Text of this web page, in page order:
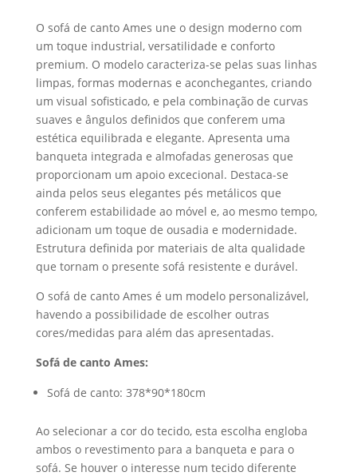
O sofá de canto Ames une o design moderno com
um toque industrial, versatilidade e conforto
premium. O modelo caracteriza-se pelas suas linhas
limpas, formas modernas e aconchegantes, criando
um visual sofisticado, e pela combinação de curvas
suaves e ângulos definidos que conferem uma
estética equilibrada e elegante. Apresenta uma
banqueta integrada e almofadas generosas que
proporcionam um apoio excecional. Destaca-se
ainda pelos seus elegantes pés metálicos que
conferem estabilidade ao móvel e, ao mesmo tempo,
adicionam um toque de ousadia e modernidade.
Estrutura definida por materiais de alta qualidade
que tornam o presente sofá resistente e durável.
O sofá de canto Ames é um modelo personalizável,
havendo a possibilidade de escolher outras
cores/medidas para além das apresentadas.
Sofá de canto Ames:
Sofá de canto: 378*90*180cm
Ao selecionar a cor do tecido, esta escolha engloba
ambos o revestimento para a banqueta e para o
sofá. Se houver o interesse num tecido diferente